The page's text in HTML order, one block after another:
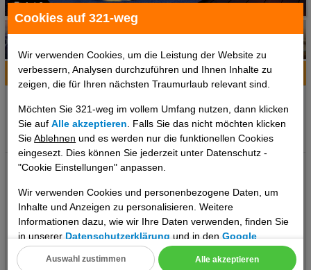
Cookies auf 321-weg
Wir verwenden Cookies, um die Leistung der Website zu
verbessern, Analysen durchzuführen und Ihnen Inhalte zu
zeigen, die für Ihren nächsten Traumurlaub relevant sind.
Möchten Sie 321-weg im vollem Umfang nutzen, dann klicken
Sie aufAlle akzeptieren . Falls Sie das nicht möchten klicken
SieAblehnen und es werden nur die funktionellen Cookies
eingesezt. Dies können Sie jederzeit unter Datenschutz -
"Cookie Einstellungen" anpassen.
Wir verwenden Cookies und personenbezogene Daten, um
Inhalte und Anzeigen zu personalisieren. Weitere
Informationen dazu, wie wir Ihre Daten verwenden, finden Sie
in unsererDatenschutzerklärung und in denGoogle
Datenschutz- und Nutzungsbedingungen
Alle akzeptieren
Auswahl zustimmen
1 / 6
Hotelinfo Bilder Karte
Klima zum Reisezeitpunkt:
°C
°C °C
Ihre Betreuung: Digitaler und telefonischer 24/7 TUI Service
24 Stunden, 7 Tage die Woche digital über die Chatfunktion der
myTui App, telefonisch und per SMS zur Verfügung. Lage: Ort
Bangkok Lage & Umgebung Die Clubanlage ist auf der Phra Athit
Road in Banglumphu, dem bemerkenswerten Vorort, gelegen und
bietet einfachen Zugang zu einer Reihe von Attraktionen, darunter
..weiterlesen